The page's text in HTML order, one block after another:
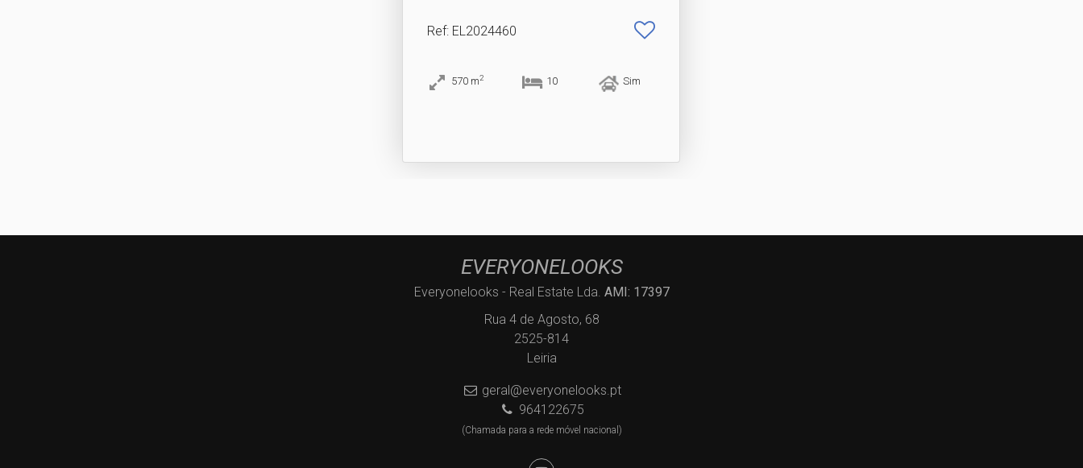
Ref: EL2024460
570 m2 10 Sim
EVERYONELOOKS
Everyonelooks - Real Estate Lda. AMI: 17397
Rua 4 de Agosto, 68
2525-814
Leiria
geral@everyonelooks.pt
964122675
(Chamada para a rede móvel nacional)